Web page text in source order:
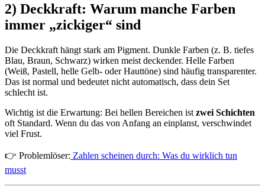
2) Deckkraft: Warum manche Farben
immer „zickiger“ sind
Die Deckkraft hängt stark am Pigment. Dunkle Farben (z. B. tiefes
Blau, Braun, Schwarz) wirken meist deckender. Helle Farben
(Weiß, Pastell, helle Gelb- oder Hauttöne) sind häufig transparenter.
Das ist normal und bedeutet nicht automatisch, dass dein Set
schlecht ist.
Wichtig ist die Erwartung: Bei hellen Bereichen ist zwei Schichten
oft Standard. Wenn du das von Anfang an einplanst, verschwindet
viel Frust.
👉 Problemlöser: Zahlen scheinen durch: Was du wirklich tun
musst